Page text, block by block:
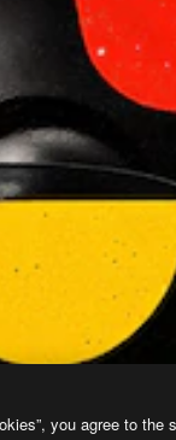
ールを使うと、あなた独
you agree to